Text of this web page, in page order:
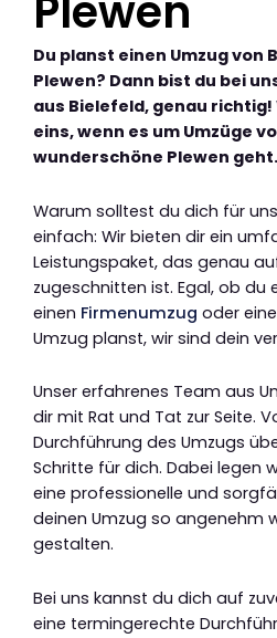
Plewen
Du planst einen Umzug von
Plewen? Dann bist du bei
aus Bielefeld, genau richtig!
eins, wenn es um Umzüge
wunderschöne Plewen geht.
Warum solltest du dich für
einfach: Wir bieten dir ein
Leistungspaket, das genau
zugeschnitten ist. Egal, ob du
einen Firmenumzug oder
Umzug planst, wir sind dein
Unser erfahrenes Team aus
dir mit Rat und Tat zur Seite.
Durchführung des Umzugs
Schritte für dich. Dabei legen
eine professionelle und
deinen Umzug so angenehm
gestalten.
Bei uns kannst du dich auf
eine termingerechte